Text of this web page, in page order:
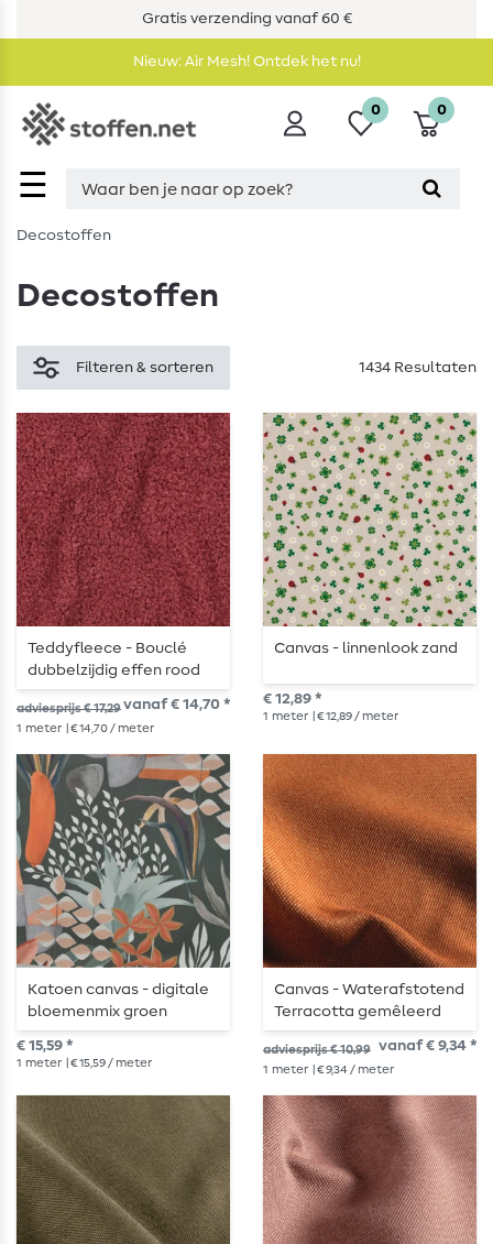
Gratis verzending vanaf 60 €
Nieuw: Air Mesh! Ontdek het nu!
☰
0 0
Decostoffen
Decostoffen
Filteren & sorteren 1434 Resultaten
Teddyfleece - Bouclé
dubbelzijdig effen rood
adviesprijs € 17,29vanaf € 14,70 *
1 meter | € 14,70 / meter
Canvas - linnenlook zand
€ 12,89 *
1 meter | € 12,89 / meter
Katoen canvas - digitale
bloemenmix groen
€ 15,59 *
1 meter | € 15,59 / meter
Canvas - Waterafstotend
Terracotta gemêleerd
adviesprijs € 10,99 vanaf € 9,34 *
1 meter | € 9,34 / meter